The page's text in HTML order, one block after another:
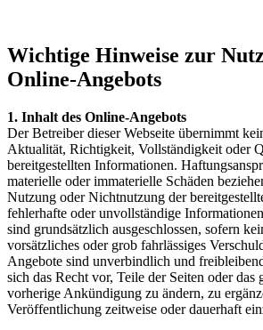
Wichtige Hinweise zur
Online-Angebots
1. Inhalt des Online-Angebots
Der Betreiber dieser Webseite übernimmt
Aktualität, Richtigkeit, Vollständigkeit oder
bereitgestellten Informationen.
materielle oder immaterielle Schäden
Nutzung oder Nichtnutzung der
fehlerhafte oder unvollständige
sind grundsätzlich ausgeschlossen, sofern
vorsätzliches oder grob fahrlässiges
Angebote sind unverbindlich und
sich das Recht vor, Teile der Seiten oder das
vorherige Ankündigung zu ändern, zu
Veröffentlichung zeitweise oder dauerhaft